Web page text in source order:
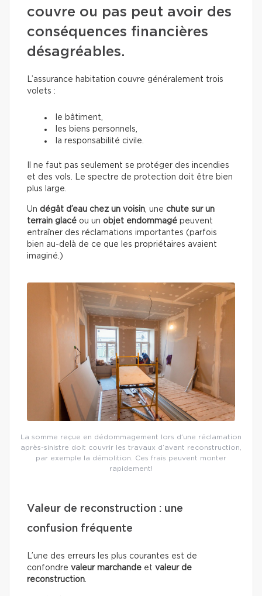
couvre ou pas peut avoir des
conséquences financières
désagréables.
L’assurance habitation couvre généralement trois
volets :
le bâtiment,
les biens personnels,
la responsabilité civile.
Il ne faut pas seulement se protéger des incendies
et des vols. Le spectre de protection doit être bien
plus large.
Un dégât d’eau chez un voisin, une chute sur un
terrain glacé ou un objet endommagé peuvent
entraîner des réclamations importantes (parfois
bien au-delà de ce que les propriétaires avaient
imaginé.)
La somme reçue en dédommagement lors d’une réclamation
après-sinistre doit couvrir les travaux d’avant reconstruction,
par exemple la démolition. Ces frais peuvent monter
rapidement!
Valeur de reconstruction : une
confusion fréquente
L’une des erreurs les plus courantes est de
confondre valeur marchande et valeur de
reconstruction.